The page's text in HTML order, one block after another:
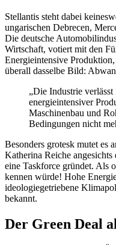
Stellantis steht dabei
ungarischen Debrecen,
Die deutsche
Wirtschaft, votiert mit den
Energieintensive
überall dasselbe Bild:
„Die Industrie
energieintensiver
Maschinenbau und
Bedingungen nicht
Besonders grotesk mutet es
Katherina Reiche
eine Taskforce gründet. Als
kennen würde! Hohe
ideologiegetriebene
bekannt.
Der Green Deal